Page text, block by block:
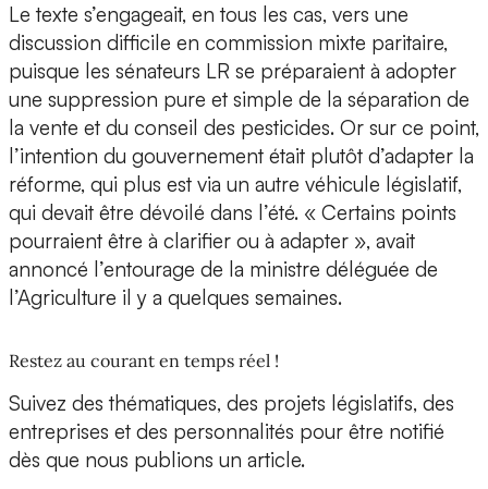
Le texte s’engageait, en tous les cas, vers une
discussion difficile en commission mixte paritaire,
puisque les sénateurs LR se préparaient à adopter
une suppression pure et simple de la séparation de
la vente et du conseil des pesticides. Or sur ce point,
l’intention du gouvernement était plutôt d’adapter la
réforme, qui plus est via un autre véhicule législatif,
qui devait être dévoilé dans l’été. « Certains points
pourraient être à clarifier ou à adapter », avait
annoncé l’entourage de la ministre déléguée de
l’Agriculture il y a quelques semaines.
Restez au courant en temps réel !
Suivez des thématiques, des projets législatifs, des
entreprises et des personnalités pour être notifié
dès que nous publions un article.